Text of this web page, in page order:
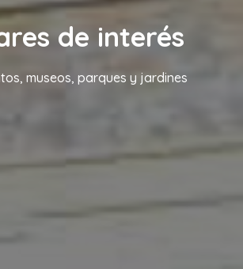
de interés
museos, parques y jardines